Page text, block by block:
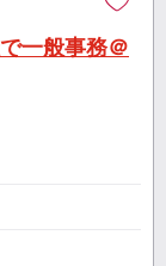
一般事務＠